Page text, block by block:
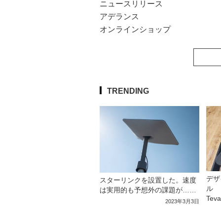
ニュースリリース
アデランス
オンラインショップ
TRENDING
スターリンクを設置した。速度
は実用的も予想外の課題が……
2023年3月3日
デ
ル